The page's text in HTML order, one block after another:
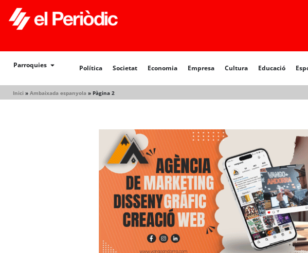
Parroquies Política Societat Economia Empresa Cultura Educació
Inici » Ambaixada espanyola » Pàgina 2
Política Societat